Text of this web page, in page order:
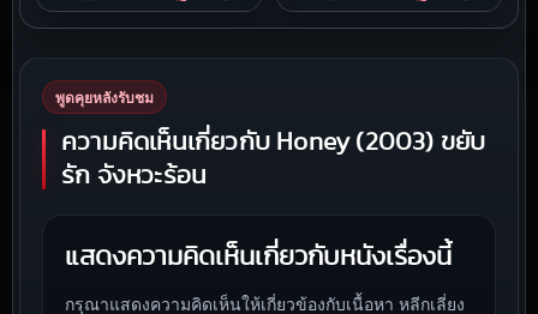
พูดคุยหลังรับชม
ความคิดเห็นเกี่ยวกับ Honey (2003) ขยับ
รัก จังหวะร้อน
แสดงความคิดเห็นเกี่ยวกับหนังเรื่องนี้
กรุณาแสดงความคิดเห็นให้เกี่ยวข้องกับเนื้อหา หลีกเลี่ยง